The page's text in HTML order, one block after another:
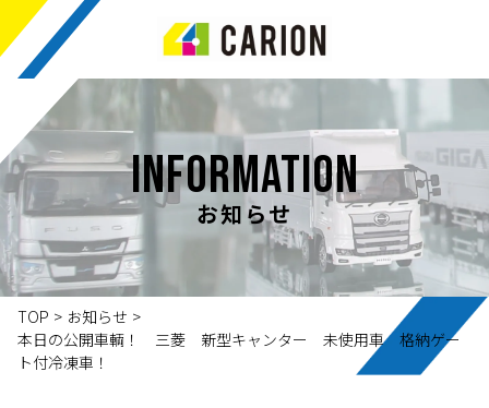
INFORMATION
お知らせ
TOP > お知らせ >
本日の公開車輌！ 三菱 新型キャンター 未使用車 格納ゲー
ト付冷凍車！